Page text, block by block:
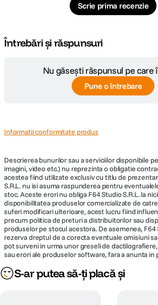
Tip Focalizare Autofocus
Diametru
maxim
8.8 cm
Lungime 97.5 mm
Greutate 583.8 g
DETALII PRODUCATOR
Cod producator F1211213102 114047
Scrie prima recenzie
Întrebări și răspunsuri
Nu găsești răspunsul pe care
Pune o întrebare
Informatii conformitate produs
Descrierea bunurilor sau a serviciilor disponibile
imagini, video etc.) nu reprezinta o obligatie
acestea fiind utilizate exclusiv cu titlu de
S.R.L. nu isi asuma raspunderea pentru
stoc. Aceste erori nu obliga F64 Studio S.R.L. la
disponibilitatea produselor comercializate de
suferi modificari ulterioare, acest lucru fiind
precum politica de preturi a distribuitorilor sau
produselor pe stocul acestora. De asemenea, F64
rezerva dreptul de a corecta eventuale omisiuni
pot surveni in urma unor greseli de
sau erori ale produselor software, fara a anunta in
S-ar putea să-ți placă și